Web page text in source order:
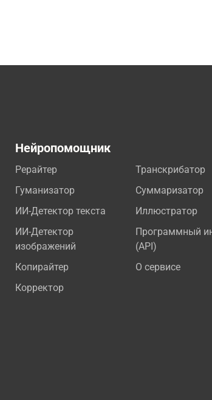
Нейропомощник
Рерайтер
Гуманизатор
ИИ-Детектор текста
ИИ-Детектор
изображений
Копирайтер
Корректор
Транскрибатор
Суммаризатор
Иллюстратор
Программный
(API)
О сервисе